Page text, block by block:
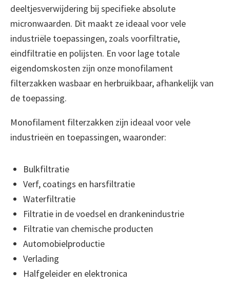
deeltjesverwijdering bij specifieke absolute
micronwaarden. Dit maakt ze ideaal voor vele
industriële toepassingen, zoals voorfiltratie,
eindfiltratie en polijsten. En voor lage totale
eigendomskosten zijn onze monofilament
filterzakken wasbaar en herbruikbaar, afhankelijk van
de toepassing.
Monofilament filterzakken zijn ideaal voor vele
industrieën en toepassingen, waaronder:
Bulkfiltratie
Verf, coatings en harsfiltratie
Waterfiltratie
Filtratie in de voedsel en drankenindustrie
Filtratie van chemische producten
Automobielproductie
Verlading
Halfgeleider en elektronica